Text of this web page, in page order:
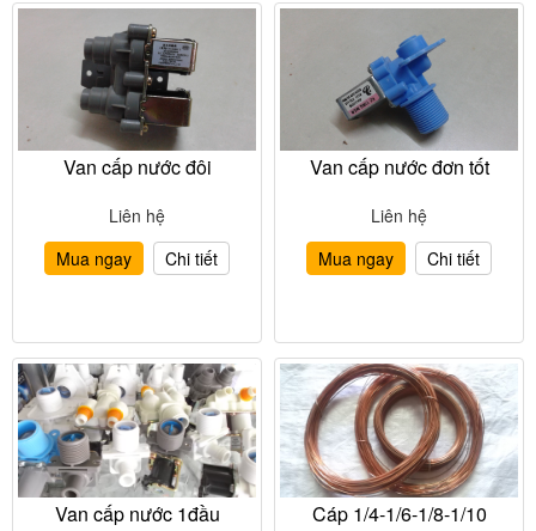
Van cấp nước đôi
Liên hệ
Mua ngay
Chi tiết
Van cấp nước đơn tốt
Liên hệ
Mua ngay
Chi tiết
Van cấp nước 1đầu Cáp 1/4-1/6-1/8-1/10